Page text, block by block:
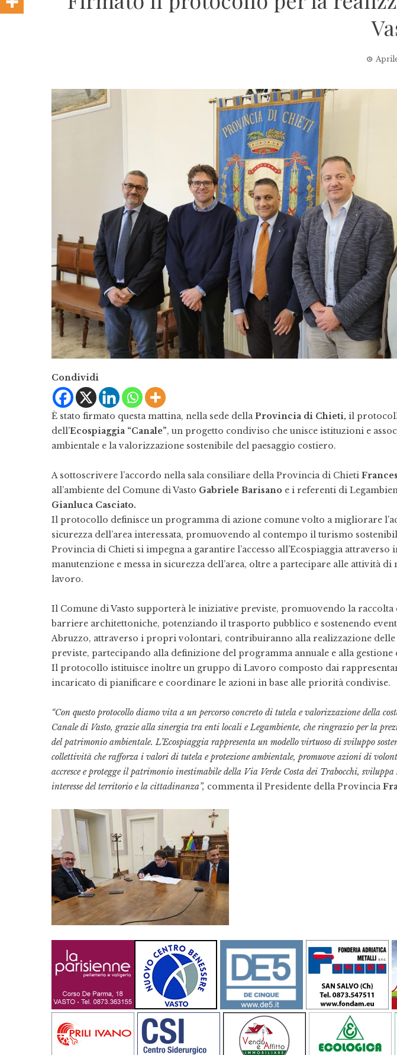
Condividi
È stato firmato questa mattina, nella sede dellaProvincia di Chieti, il
dell’Ecospiaggia “Canale”, un progetto condiviso che unisce istituzioni e
ambientale e la valorizzazione sostenibile del paesaggio costiero.
A sottoscrivere l’accordo nella sala consiliare della Provincia di Chieti
all’ambiente del Comune di Vasto Gabriele Barisano e i referenti di
Gianluca Casciato.
Il protocollo definisce un programma di azione comune volto a migliorare
sicurezza dell’area interessata, promuovendo al contempo il turismo
Provincia di Chieti si impegna a garantire l’accesso all’Ecospiaggia
manutenzione e messa in sicurezza dell’area, oltre a partecipare alle attività
lavoro.
Il Comune di Vasto supporterà le iniziative previste, promuovendo la raccolta
barriere architettoniche, potenziando il trasporto pubblico e sostenendo
Abruzzo, attraverso i propri volontari, contribuiranno alla realizzazione
previste, partecipando alla definizione del programma annuale e alla
Il protocollo istituisce inoltre un gruppo di Lavoro composto dai
incaricato di pianificare e coordinare le azioni in base alle priorità condivise.
“Con questo protocollo diamo vita a un percorso concreto di tutela e valorizzazione della
Canale di Vasto, grazie alla sinergia tra enti locali e Legambiente, che ringrazio per la
del patrimonio ambientale. L’Ecospiaggia rappresenta un modello virtuoso di sviluppo
collettività che rafforza i valori di tutela e protezione ambientale, promuove azioni di
accresce e protegge il patrimonio inestimabile della Via Verde Costa dei Trabocchi,
interesse del territorio e la cittadinanza”, commenta il Presidente della Provincia